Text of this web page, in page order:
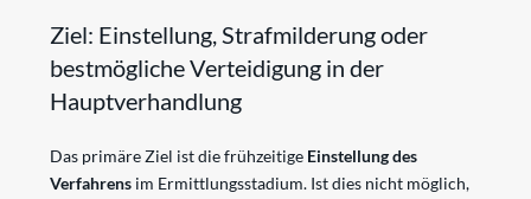
Ziel: Einstellung, Strafmilderung oder
bestmögliche Verteidigung in der
Hauptverhandlung
Das primäre Ziel ist die frühzeitige Einstellung des
Verfahrens im Ermittlungsstadium. Ist dies nicht möglich,